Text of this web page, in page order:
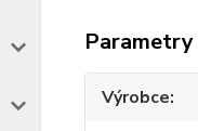
Parametry
Výrobce